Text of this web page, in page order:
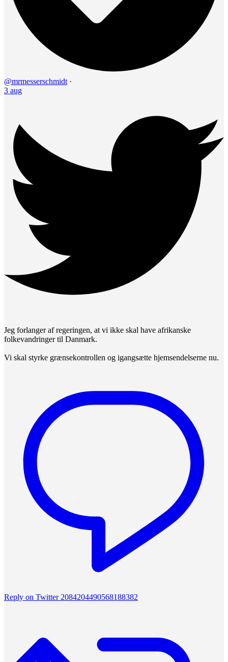
@mrmesserschmidt ·
3 aug
Jeg forlanger af regeringen, at vi ikke skal have afrikanske
folkevandringer til Danmark.
Vi skal styrke grænsekontrollen og igangsætte hjemsendelserne nu.
Reply on Twitter 2084204490568188382